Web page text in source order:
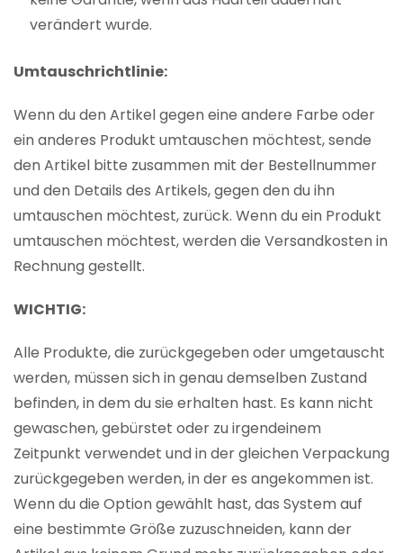
verändert wurde.
Umtauschrichtlinie:
Wenn du den Artikel gegen eine andere Farbe oder
ein anderes Produkt umtauschen möchtest, sende
den Artikel bitte zusammen mit der Bestellnummer
und den Details des Artikels, gegen den du ihn
umtauschen möchtest, zurück. Wenn du ein Produkt
umtauschen möchtest, werden die Versandkosten in
Rechnung gestellt.
WICHTIG:
Alle Produkte, die zurückgegeben oder umgetauscht
werden, müssen sich in genau demselben Zustand
befinden, in dem du sie erhalten hast. Es kann nicht
gewaschen, gebürstet oder zu irgendeinem
Zeitpunkt verwendet und in der gleichen Verpackung
zurückgegeben werden, in der es angekommen ist.
Wenn du die Option gewählt hast, das System auf
eine bestimmte Größe zuzuschneiden, kann der